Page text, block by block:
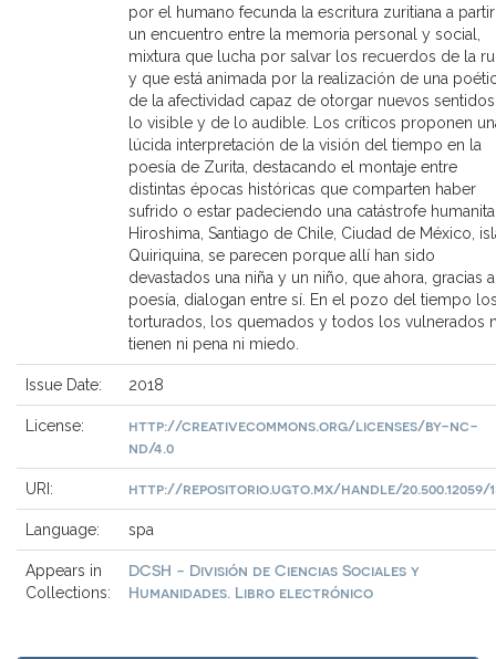
por el humano fecunda la escritura zuritiana a
un encuentro entre la memoria personal y social,
mixtura que lucha por salvar los recuerdos de la
y que está animada por la realización de una
de la afectividad capaz de otorgar nuevos
lo visible y de lo audible. Los críticos proponen
lúcida interpretación de la visión del tiempo en la
poesía de Zurita, destacando el montaje entre
distintas épocas históricas que comparten haber
sufrido o estar padeciendo una catástrofe
Hiroshima, Santiago de Chile, Ciudad de México,
Quiriquina, se parecen porque allí han sido
devastados una niña y un niño, que ahora, gracias
poesía, dialogan entre sí. En el pozo del tiempo
torturados, los quemados y todos los vulnerados
tienen ni pena ni miedo.
Issue Date: 2018
License:
http://creativecommons.org/licenses/by-nc-
nd/4.0
URI: http://repositorio.ugto.mx/handle/20.500.12059/
Language: spa
Appears in
Collections:
DCSH - División de Ciencias Sociales y
Humanidades. Libro electrónico